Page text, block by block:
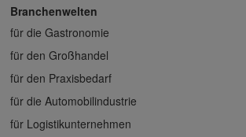
Branchenwelten
für die Gastronomie
für den Großhandel
für den Praxisbedarf
für die Automobilindustrie
für Logistikunternehmen